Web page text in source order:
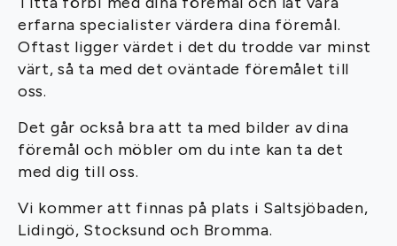
erfarna specialister värdera dina föremål.
Oftast ligger värdet i det du trodde var minst
värt, så ta med det oväntade föremålet till
oss.
Det går också bra att ta med bilder av dina
föremål och möbler om du inte kan ta det
med dig till oss.
Vi kommer att finnas på plats i Saltsjöbaden,
Lidingö, Stocksund och Bromma.